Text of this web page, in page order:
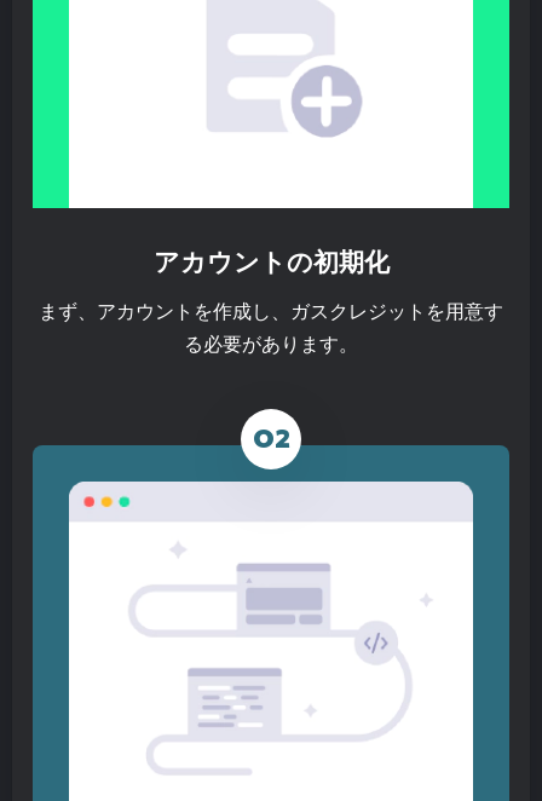
アカウントの初期化
まず、アカウントを作成し、ガスクレジットを用意す
る必要があります。